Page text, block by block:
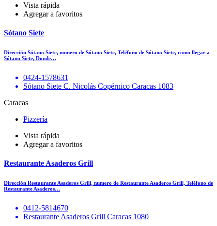
Vista rápida
Agregar a favoritos
Sótano Siete
Dirección Sótano Siete, numero de Sótano Siete, Teléfono de Sótano Siete, como llegar a
Sótano Siete, Donde…
0424-1578631
Sótano Siete C. Nicolás Copérnico Caracas 1083
Caracas
Pizzería
Vista rápida
Agregar a favoritos
Restaurante Asaderos Grill
Dirección Restaurante Asaderos Grill, numero de Restaurante Asaderos Grill, Teléfono de
Restaurante Asaderos…
0412-5814670
Restaurante Asaderos Grill Caracas 1080